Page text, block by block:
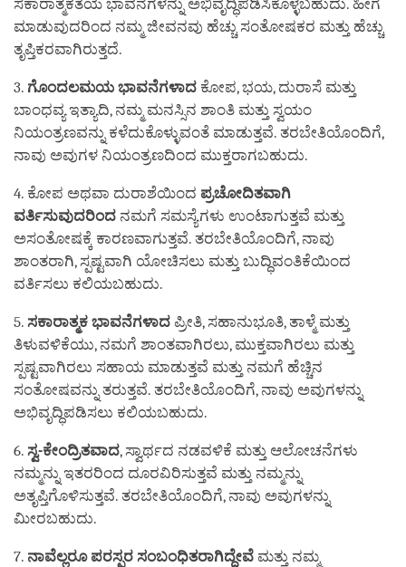
ಸಕಾರಾತ್ಮಕತೆಯ ಭಾವನೆಗಳನ್ನು ಅಭಿವೃದ್ಧಿಪಡಿಸಿಕೊಳ್ಳಬಹುದು. ಹೀಗೆ
ಮಾಡುವುದರಿಂದ ನಮ್ಮ ಜೀವನವು ಹೆಚ್ಚು ಸಂತೋಷಕರ ಮತ್ತು ಹೆಚ್ಚು
ತೃಪ್ತಿಕರವಾಗಿರುತ್ತದೆ.
3. ಗೊಂದಲಮಯ ಭಾವನೆಗಳಾದ ಕೋಪ, ಭಯ, ದುರಾಸೆ ಮತ್ತು
ಬಾಂಧವ್ಯ ಇತ್ಯಾದಿ, ನಮ್ಮ ಮನಸ್ಸಿನ ಶಾಂತಿ ಮತ್ತು ಸ್ವಯಂ
ನಿಯಂತ್ರಣವನ್ನು ಕಳೆದುಕೊಳ್ಳುವಂತೆ ಮಾಡುತ್ತವೆ. ತರಬೇತಿಯೊಂದಿಗೆ,
ನಾವು ಅವುಗಳ ನಿಯಂತ್ರಣದಿಂದ ಮುಕ್ತರಾಗಬಹುದು.
4. ಕೋಪ ಅಥವಾ ದುರಾಶೆಯಿಂದ ಪ್ರಚೋದಿತವಾಗಿ
ವರ್ತಿಸುವುದರಿಂದ ನಮಗೆ ಸಮಸ್ಯೆಗಳು ಉಂಟಾಗುತ್ತವೆ ಮತ್ತು
ಅಸಂತೋಷಕ್ಕೆ ಕಾರಣವಾಗುತ್ತವೆ. ತರಬೇತಿಯೊಂದಿಗೆ, ನಾವು
ಶಾಂತರಾಗಿ, ಸ್ಪಷ್ಟವಾಗಿ ಯೋಚಿಸಲು ಮತ್ತು ಬುದ್ಧಿವಂತಿಕೆಯಿಂದ
ವರ್ತಿಸಲು ಕಲಿಯಬಹುದು.
5. ಸಕಾರಾತ್ಮಕ ಭಾವನೆಗಳಾದ ಪ್ರೀತಿ, ಸಹಾನುಭೂತಿ, ತಾಳ್ಮೆ ಮತ್ತು
ತಿಳುವಳಿಕೆಯು, ನಮಗೆ ಶಾಂತವಾಗಿರಲು, ಮುಕ್ತವಾಗಿರಲು ಮತ್ತು
ಸ್ಪಷ್ಟವಾಗಿರಲು ಸಹಾಯ ಮಾಡುತ್ತವೆ ಮತ್ತು ನಮಗೆ ಹೆಚ್ಚಿನ
ಸಂತೋಷವನ್ನು ತರುತ್ತವೆ. ತರಬೇತಿಯೊಂದಿಗೆ, ನಾವು ಅವುಗಳನ್ನು
ಅಭಿವೃದ್ಧಿಪಡಿಸಲು ಕಲಿಯಬಹುದು.
6. ಸ್ವ-ಕೇಂದ್ರಿತವಾದ, ಸ್ವಾರ್ಥದ ನಡವಳಿಕೆ ಮತ್ತು ಆಲೋಚನೆಗಳು
ನಮ್ಮನ್ನು ಇತರರಿಂದ ದೂರವಿರಿಸುತ್ತವೆ ಮತ್ತು ನಮ್ಮನ್ನು
ಅತೃಪ್ತಿಗೊಳಿಸುತ್ತವೆ. ತರಬೇತಿಯೊಂದಿಗೆ, ನಾವು ಅವುಗಳನ್ನು
ಮೀರಬಹುದು.
7. ನಾವೆಲ್ಲರೂ ಪರಸ್ಪರ ಸಂಬಂಧಿತರಾಗಿದ್ದೇವೆ ಮತ್ತು ನಮ್ಮ